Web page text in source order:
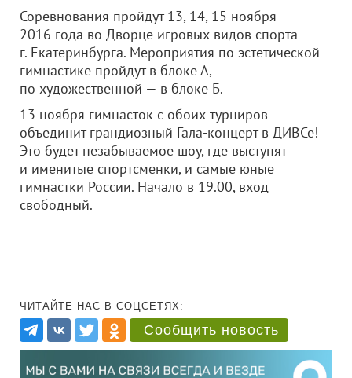
Соревнования пройдут 13, 14, 15 ноября
2016 года во Дворце игровых видов спорта
г. Екатеринбурга. Мероприятия по эстетической
гимнастике пройдут в блоке А,
по художественной — в блоке Б.
13 ноября гимнасток с обоих турниров
объединит грандиозный Гала-концерт в ДИВСе!
Это будет незабываемое шоу, где выступят
и именитые спортсменки, и самые юные
гимнастки России. Начало в 19.00, вход
свободный.
ЧИТАЙТЕ НАС В СОЦСЕТЯХ:
Сообщить новость